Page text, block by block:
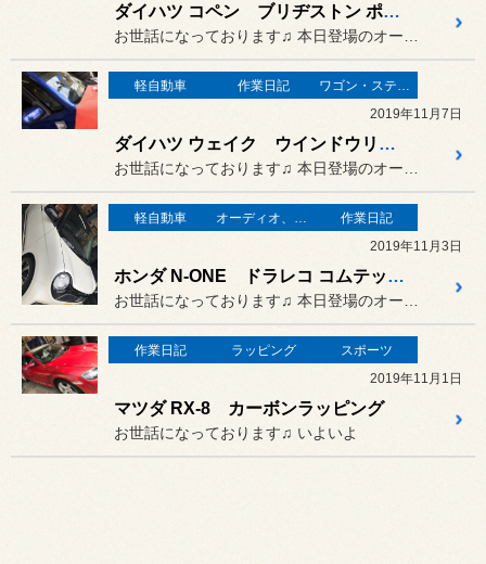
ダイハツ コペン ブリヂストン ポテンザ アドレナリン RE003 取り付け
お世話になっております♫ 本日登場のオーナーさまは…
軽自動車 作業日記
ワゴン・ステーションワゴン
2019年11月7日
ダイハツ ウェイク ウインドウリペア
お世話になっております♫ 本日登場のオーナーさまは…
軽自動車 オーディオ、カーナビ、モニター の取り付け
作業日記
2019年11月3日
ホンダ N-ONE ドラレコ コムテック ZDR026 取り付け♫
お世話になっております♫ 本日登場のオーナーさまは…
作業日記 ラッピング
スポーツ
2019年11月1日
マツダ RX-8 カーボンラッピング
お世話になっております♫ いよいよ